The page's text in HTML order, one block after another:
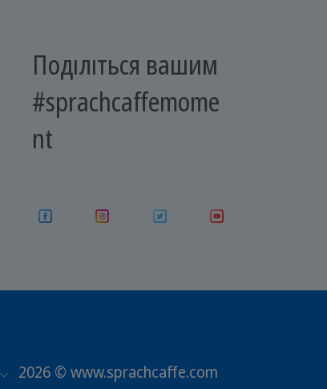
Поділіться вашим
#sprachcaffemome
nt
2026 © www.sprachcaffe.com